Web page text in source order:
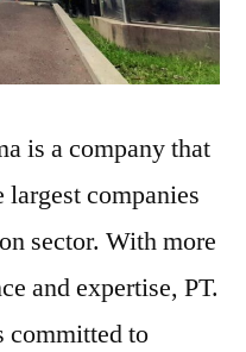
is a company that
largest companies
sector. With more
and expertise, PT.
committed to